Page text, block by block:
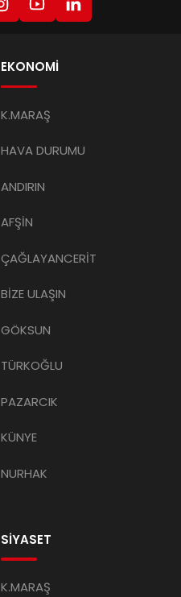
EKONOMİ
K.MARAŞ
HAVA DURUMU
ANDIRIN
AFŞİN
ÇAĞLAYANCERİT
BİZE ULAŞIN
GÖKSUN
TÜRKOĞLU
PAZARCIK
KÜNYE
NURHAK
SİYASET
K.MARAŞ